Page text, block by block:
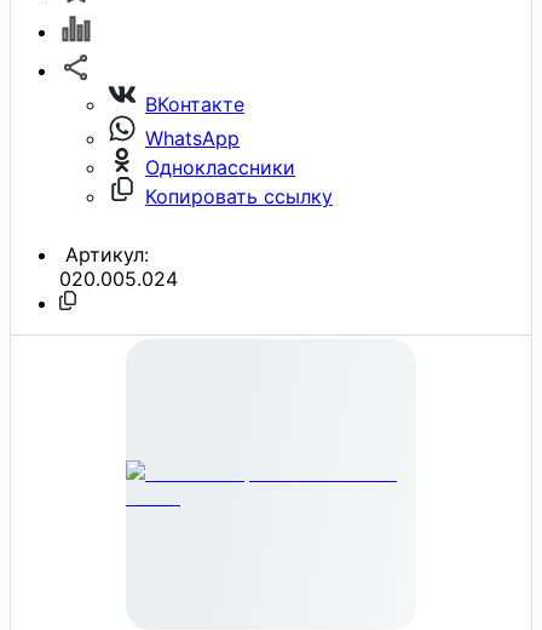
ВКонтакте
WhatsApp
Одноклассники
Копировать ссылку
Артикул:
020.005.024